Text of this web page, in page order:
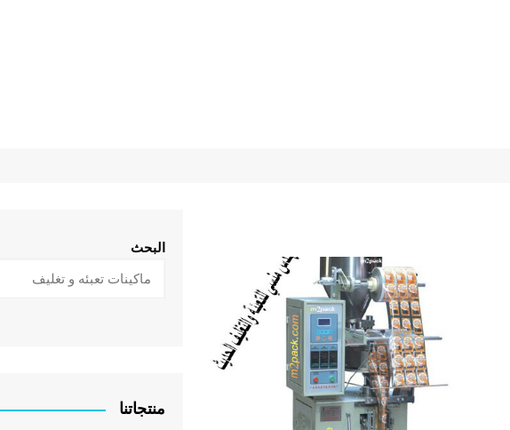
البحث
منتجاتنا